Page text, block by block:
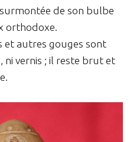
de son bulbe
orthodoxe.
et autres gouges sont
ni vernis ; il reste brut et